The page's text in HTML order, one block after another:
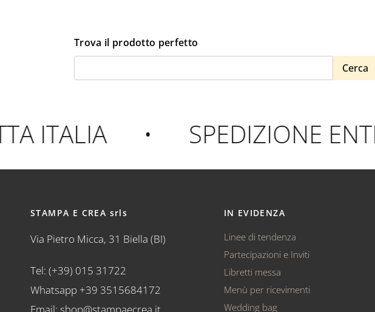
Trova il prodotto perfetto
Cerca
SPEDIZIONE
STAMPA E CREA srls
Via Pietro Micca, 31 Biella (BI)
Tel: (+39) 015 31722
Whatsapp +39 3515684172
IN EVIDENZA
Linee di tendenza
Partecipazioni e Inviti
Libretti messa
Menù per ricevimenti
Wedding bag